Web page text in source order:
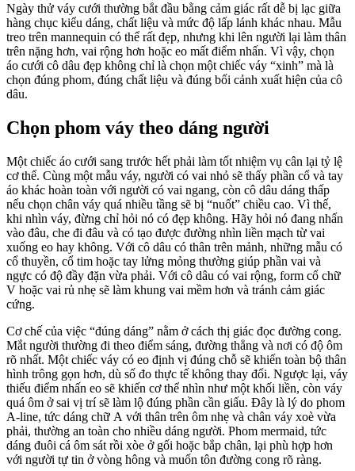
Ngày thử váy cưới thường bắt đầu bằng cảm giác rất dễ bị lạc giữa
hàng chục kiểu dáng, chất liệu và mức độ lấp lánh khác nhau. Mẫu
treo trên mannequin có thể rất đẹp, nhưng khi lên người lại làm thân
trên nặng hơn, vai rộng hơn hoặc eo mất điểm nhấn. Vì vậy, chọn
áo cưới cô dâu đẹp không chỉ là chọn một chiếc váy “xinh” mà là
chọn đúng phom, đúng chất liệu và đúng bối cảnh xuất hiện của cô
dâu.
Chọn phom váy theo dáng người
Một chiếc áo cưới sang trước hết phải làm tốt nhiệm vụ cân lại tỷ lệ
cơ thể. Cùng một mẫu váy, người có vai nhỏ sẽ thấy phần cổ và tay
áo khác hoàn toàn với người có vai ngang, còn cô dâu dáng thấp
nếu chọn chân váy quá nhiều tầng sẽ bị “nuốt” chiều cao. Vì thế,
khi nhìn váy, đừng chỉ hỏi nó có đẹp không. Hãy hỏi nó đang nhấn
vào đâu, che đi đâu và có tạo được đường nhìn liền mạch từ vai
xuống eo hay không. Với cô dâu có thân trên mảnh, những mẫu có
cổ thuyền, cổ tim hoặc tay lửng mỏng thường giúp phần vai và
ngực có độ đầy đặn vừa phải. Với cô dâu có vai rộng, form cổ chữ
V hoặc vai rủ nhẹ sẽ làm khung vai mềm hơn và tránh cảm giác
cứng.
Cơ chế của việc “đúng dáng” nằm ở cách thị giác đọc đường cong.
Mắt người thường đi theo điểm sáng, đường thẳng và nơi có độ ôm
rõ nhất. Một chiếc váy có eo định vị đúng chỗ sẽ khiến toàn bộ thân
hình trông gọn hơn, dù số đo thực tế không thay đổi. Ngược lại, váy
thiếu điểm nhấn eo sẽ khiến cơ thể nhìn như một khối liền, còn váy
quá ôm ở sai vị trí sẽ làm lộ đúng phần cần giấu. Đây là lý do phom
A-line, tức dáng chữ A với thân trên ôm nhẹ và chân váy xoè vừa
phải, thường an toàn cho nhiều dáng người. Phom mermaid, tức
dáng đuôi cá ôm sát rồi xòe ở gối hoặc bắp chân, lại phù hợp hơn
với người tự tin ở vòng hông và muốn tôn đường cong rõ ràng.